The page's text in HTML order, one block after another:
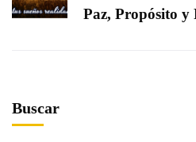
Paz, Propósito y
Buscar